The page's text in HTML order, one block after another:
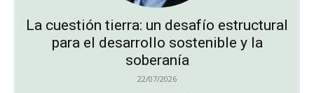
La cuestión tierra: un desafío estructural
para el desarrollo sostenible y la
soberanía
22/07/2026